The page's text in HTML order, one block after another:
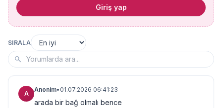
Giriş yap
SIRALA
A
Anonim• 01.07.2026 06:41:23
arada bir bağ olmalı bence